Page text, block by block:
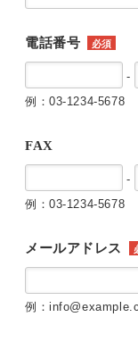
電話番号 必須
-
例：03-1234-5678
FAX
-
例：03-1234-5678
メールアドレス
例：